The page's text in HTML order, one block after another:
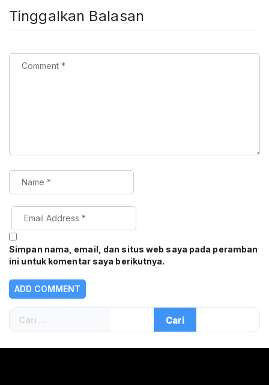
Tinggalkan Balasan
Simpan nama, email, dan situs web saya pada peramban
ini untuk komentar saya berikutnya.
Cari
untuk: